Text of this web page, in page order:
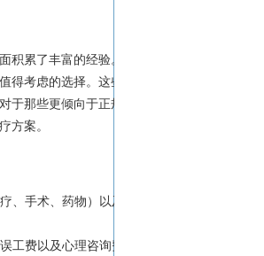
积累了丰富的经验。
得考虑的选择。这些
于那些更倾向于正规
方案。
、手术、药物）以及
工费以及心理咨询费